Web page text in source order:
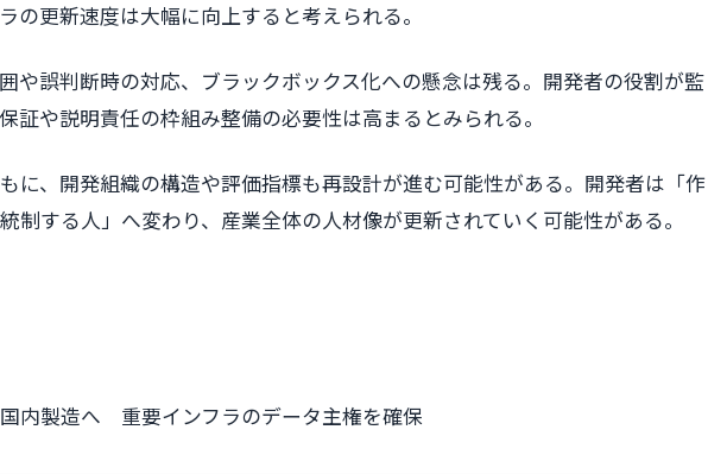
の更新速度は大幅に向上すると考えられる。
や誤判断時の対応、ブラックボックス化への懸念は残る。開発者の役割が監
証や説明責任の枠組み整備の必要性は高まるとみられる。
に、開発組織の構造や評価指標も再設計が進む可能性がある。開発者は「作
制する人」へ変わり、産業全体の人材像が更新されていく可能性がある。
内製造へ 重要インフラのデータ主権を確保